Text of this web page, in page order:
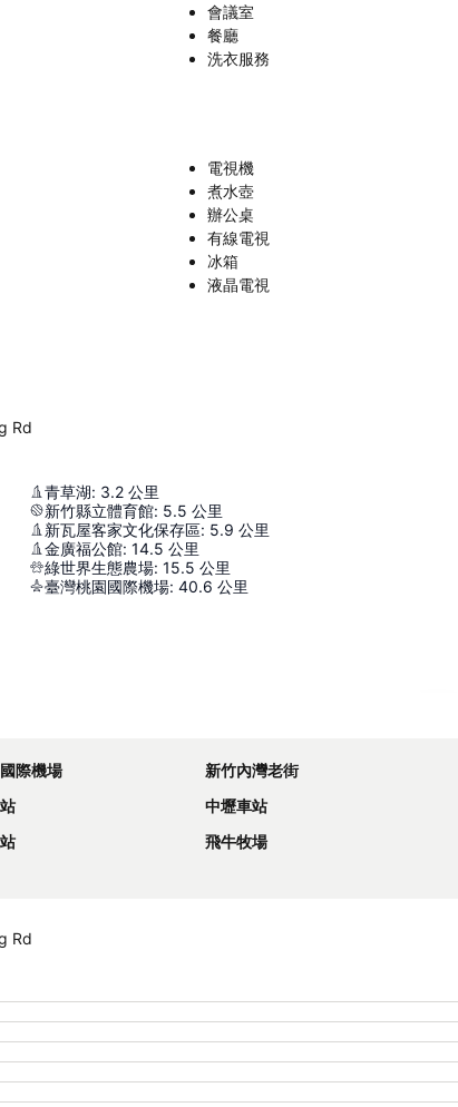
會議室
餐廳
洗衣服務
電視機
煮水壺
辦公桌
有線電視
冰箱
液晶電視
Rd
青草湖: 3.2 公里
新竹縣立體育館: 5.5 公里
新瓦屋客家文化保存區: 5.9 公里
金廣福公館: 14.5 公里
綠世界生態農場: 15.5 公里
臺灣桃園國際機場: 40.6 公里
際機場 新竹內灣老街
中壢車站
飛牛牧場
Rd